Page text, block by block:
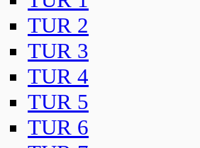
TUR 2
TUR 3
TUR 4
TUR 5
TUR 6